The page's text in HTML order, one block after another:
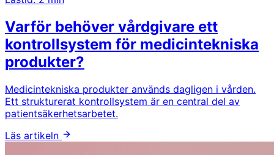
Varför behöver vårdgivare ett
kontrollsystem för medicintekniska
produkter?
Medicintekniska produkter används dagligen i vården.
Ett strukturerat kontrollsystem är en central del av
patientsäkerhetsarbetet.
Läs artikeln